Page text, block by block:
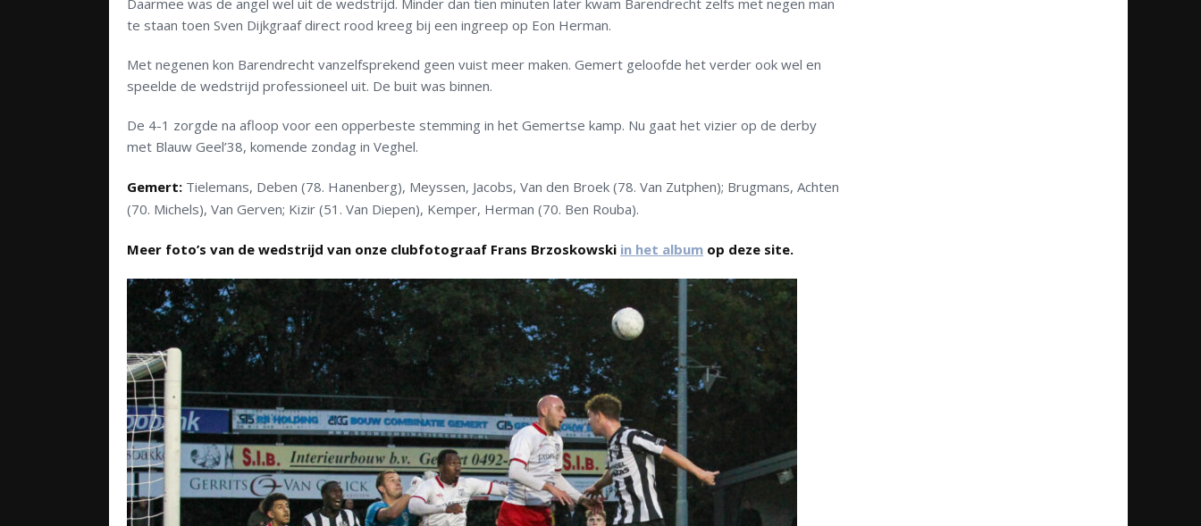
Daarmee was de angel wel uit de wedstrijd. Minder dan tien minuten later kwam Barendrecht zelfs met negen man
te staan toen Sven Dijkgraaf direct rood kreeg bij een ingreep op Eon Herman.
Met negenen kon Barendrecht vanzelfsprekend geen vuist meer maken. Gemert geloofde het verder ook wel en
speelde de wedstrijd professioneel uit. De buit was binnen.
De 4-1 zorgde na afloop voor een opperbeste stemming in het Gemertse kamp. Nu gaat het vizier op de derby
met Blauw Geel’38, komende zondag in Veghel.
Gemert: Tielemans, Deben (78. Hanenberg), Meyssen, Jacobs, Van den Broek (78. Van Zutphen); Brugmans, Achten
(70. Michels), Van Gerven; Kizir (51. Van Diepen), Kemper, Herman (70. Ben Rouba).
Meer foto’s van de wedstrijd van onze clubfotograaf Frans Brzoskowski in het album op deze site.